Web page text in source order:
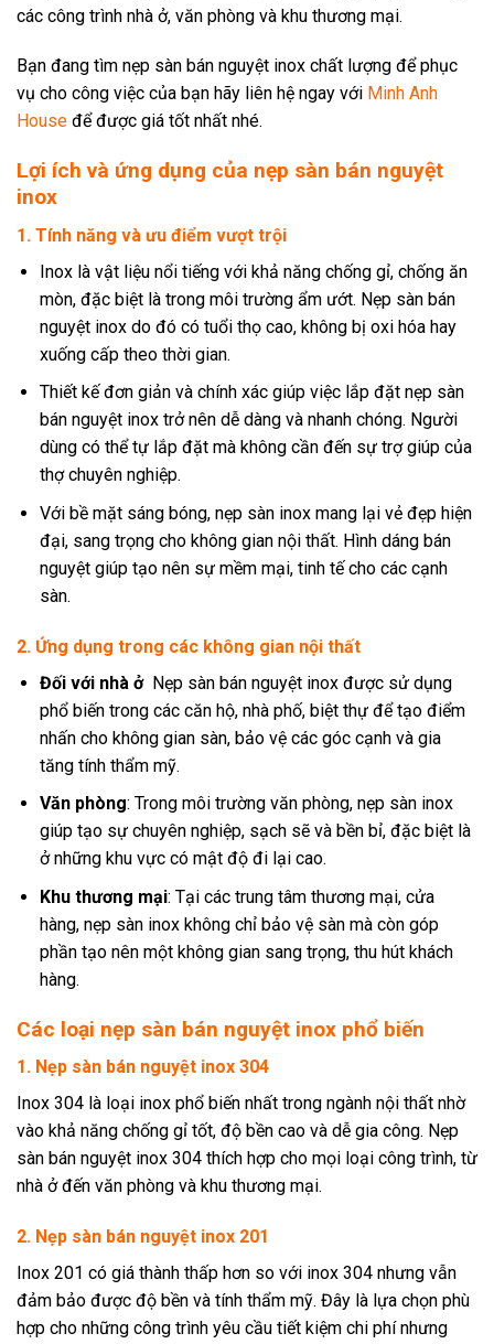
các công trình nhà ở, văn phòng và khu thương mại.
Bạn đang tìm nẹp sàn bán nguyệt inox chất lượng để phục
vụ cho công việc của bạn hãy liên hệ ngay với Minh Anh
House để được giá tốt nhất nhé.
Lợi ích và ứng dụng của nẹp sàn bán nguyệt
inox
1. Tính năng và ưu điểm vượt trội
Inox là vật liệu nổi tiếng với khả năng chống gỉ, chống ăn
mòn, đặc biệt là trong môi trường ẩm ướt. Nẹp sàn bán
nguyệt inox do đó có tuổi thọ cao, không bị oxi hóa hay
xuống cấp theo thời gian.
Thiết kế đơn giản và chính xác giúp việc lắp đặt nẹp sàn
bán nguyệt inox trở nên dễ dàng và nhanh chóng. Người
dùng có thể tự lắp đặt mà không cần đến sự trợ giúp của
thợ chuyên nghiệp.
Với bề mặt sáng bóng, nẹp sàn inox mang lại vẻ đẹp hiện
đại, sang trọng cho không gian nội thất. Hình dáng bán
nguyệt giúp tạo nên sự mềm mại, tinh tế cho các cạnh
sàn.
2. Ứng dụng trong các không gian nội thất
Đối với nhà ở Nẹp sàn bán nguyệt inox được sử dụng
phổ biến trong các căn hộ, nhà phố, biệt thự để tạo điểm
nhấn cho không gian sàn, bảo vệ các góc cạnh và gia
tăng tính thẩm mỹ.
Văn phòng: Trong môi trường văn phòng, nẹp sàn inox
giúp tạo sự chuyên nghiệp, sạch sẽ và bền bỉ, đặc biệt là
ở những khu vực có mật độ đi lại cao.
Khu thương mại: Tại các trung tâm thương mại, cửa
hàng, nẹp sàn inox không chỉ bảo vệ sàn mà còn góp
phần tạo nên một không gian sang trọng, thu hút khách
hàng.
Các loại nẹp sàn bán nguyệt inox phổ biến
1. Nẹp sàn bán nguyệt inox 304
Inox 304 là loại inox phổ biến nhất trong ngành nội thất nhờ
vào khả năng chống gỉ tốt, độ bền cao và dễ gia công. Nẹp
sàn bán nguyệt inox 304 thích hợp cho mọi loại công trình, từ
nhà ở đến văn phòng và khu thương mại.
2. Nẹp sàn bán nguyệt inox 201
Inox 201 có giá thành thấp hơn so với inox 304 nhưng vẫn
đảm bảo được độ bền và tính thẩm mỹ. Đây là lựa chọn phù
hợp cho những công trình yêu cầu tiết kiệm chi phí nhưng